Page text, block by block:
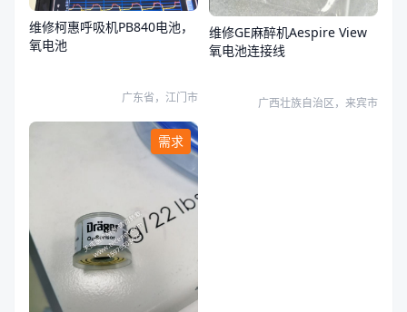
维修柯惠呼吸机PB840电池，
氧电池
广东省，江门市
维修GE麻醉机Aespire View
氧电池连接线
广西壮族自治区，来宾市
需求